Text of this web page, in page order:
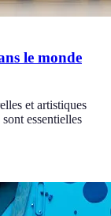
le monde
et artistiques
essentielles